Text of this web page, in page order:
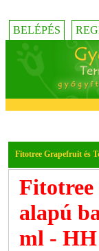
BELÉPÉS
Fitotree Grapefruit és
Fitotree
alapú
ml - HH